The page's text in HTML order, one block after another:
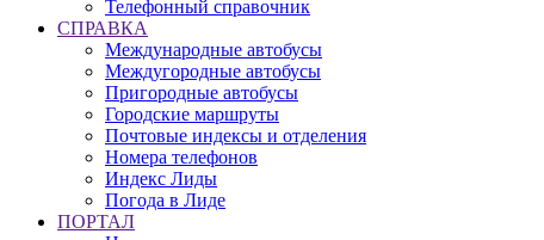
Телефонный справочник
СПРАВКА
Международные автобусы
Междугородные автобусы
Пригородные автобусы
Городские маршруты
Почтовые индексы и отделения
Номера телефонов
Индекс Лиды
Погода в Лиде
ПОРТАЛ